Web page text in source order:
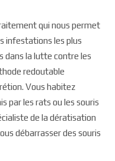
qui nous permet
infestations les plus
dans la lutte contre les
redoutable
Vous habitez
par les rats ou les souris
de la dératisation
débarrasser des souris